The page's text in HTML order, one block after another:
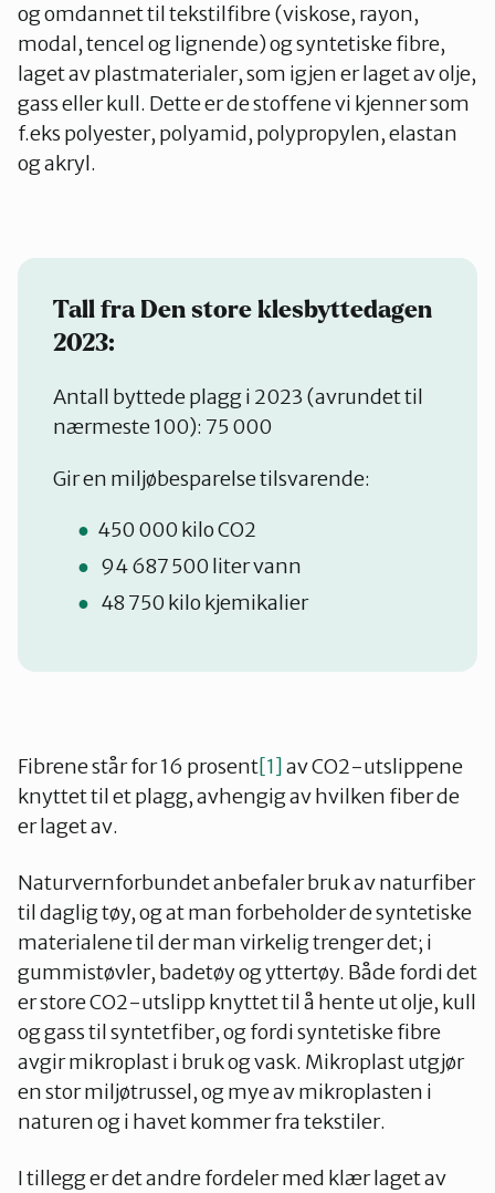
og omdannet til tekstilfibre (viskose, rayon,
modal, tencel og lignende) og syntetiske fibre,
laget av plastmaterialer, som igjen er laget av olje,
gass eller kull. Dette er de stoffene vi kjenner som
f.eks polyester, polyamid, polypropylen, elastan
og akryl.
Tall fra Den store klesbyttedagen
2023:
Antall byttede plagg i 2023 (avrundet til
nærmeste 100): 75 000
Gir en miljøbesparelse tilsvarende:
450 000 kilo CO2
94 687 500 liter vann
48 750 kilo kjemikalier
Fibrene står for 16 prosent[1]av CO2-utslippene
knyttet til et plagg, avhengig av hvilken fiber de
er laget av.
Naturvernforbundet anbefaler bruk av naturfiber
til daglig tøy, og at man forbeholder de syntetiske
materialene til der man virkelig trenger det; i
gummistøvler, badetøy og yttertøy. Både fordi det
er store CO2-utslipp knyttet til å hente ut olje, kull
og gass til syntetfiber, og fordi syntetiske fibre
avgir mikroplast i bruk og vask. Mikroplast utgjør
en stor miljøtrussel, og mye av mikroplasten i
naturen og i havet kommer fra tekstiler.
I tillegg er det andre fordeler med klær laget av